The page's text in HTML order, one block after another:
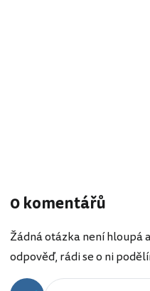
0 komentářů
Žádná otázka není hloupá
odpověď, rádi se o ni